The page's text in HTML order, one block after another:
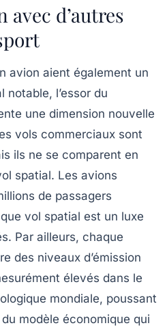
avec d’autres
avion aient également un
l’essor du
une dimension nouvelle
vols commerciaux sont
ils ne se comparent en
spatial. Les avions
de passagers
vol spatial est un luxe
Par ailleurs, chaque
des niveaux d’émission
élevés dans le
mondiale, poussant
modèle économique qui